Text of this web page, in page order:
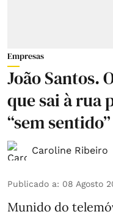
Empresas
João Santos.
que sai à rua
“sem sentido”
Caroline Ribeiro
Publicado a: 08 Agosto
Munido do